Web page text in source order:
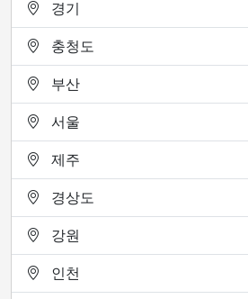
경기
충청도
부산
서울
제주
경상도
강원
인천